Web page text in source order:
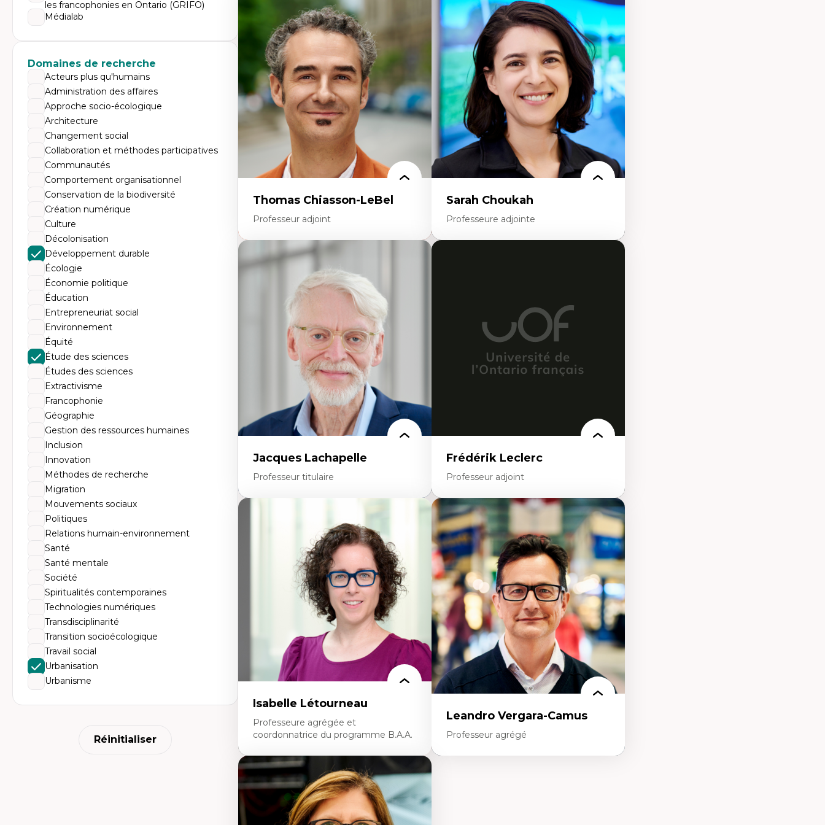
les francophonies en Ontario (GRIFO)
Médialab
Domaines de recherche
Acteurs plus qu'humains
Administration des affaires
Approche socio-écologique
Architecture
Changement social
Collaboration et méthodes participatives
Communautés
Comportement organisationnel
Conservation de la biodiversité
Création numérique
Culture
Décolonisation
Développement durable
Écologie
Économie politique
Éducation
Entrepreneuriat social
Environnement
Équité
Étude des sciences
Études des sciences
Extractivisme
Francophonie
Géographie
Gestion des ressources humaines
Inclusion
Innovation
Méthodes de recherche
Migration
Mouvements sociaux
Politiques
Relations humain-environnement
Santé
Santé mentale
Société
Spiritualités contemporaines
Technologies numériques
Transdisciplinarité
Transition socioécologique
Travail social
Urbanisation
Urbanisme
Réinitialiser
Discours sur la ville et représentations
Mosquées, formes et usages au Canada
Reconnaissance et représentations des
communautés immigrantes dans l'espace
urbain
Design architectural et urbain
Patrimoine et patrimonialisation
Études postcoloniales et décolonisation des
savoirs
Expertises
Économie circulaire
Modèles d’affaires durables
Histoire des faits économiques
Gestion durable des ressources naturelles
Écologie industrielle
Aménagement durable du territoire
Développement régional
Coopératives
Télétravail en milieu rural francophone
Transition socio-écologique
Thomas Chiasson-LeBel
Professeur adjoint
Expertises
Théories du développement
Économie politique comparée
Élites économiques
Sociologie économique
Classes sociales
Mouvements sociaux
Théories de l’État
Sarah Choukah
Professeure adjointe
Bioart, programmation et électronique
Histoire sociale et culturelle des
technologies numériques
Internet des objets
Métavers
Problématiques relatives à l’intelligence
Jacques Lachapelle
Professeur titulaire
Histoire de l'architecture et de la ville,
notamment au Canada
Théorie et pratiques en conservation de
l'environnement bâti
Conception de projet en milieu existant
Analyse critique en architecture et
enseignement du design architectural et
Frédérik Leclerc
Professeur adjoint
Expertises
Théories et pratiques de l’urbanisme
Urbanisme durable
Histoire de l’urbanisme
Théories sur la
territorialité/territorialisation
Isabelle Létourneau
Professeure agrégée et
coordonnatrice du programme B.A.A.
Expertises
Conciliation travail-vie personnelle
Gestion des ressources humaines
(attraction et fidélisation de la main-
d’œuvre)
Leandro Vergara-Camus
Professeur agrégé